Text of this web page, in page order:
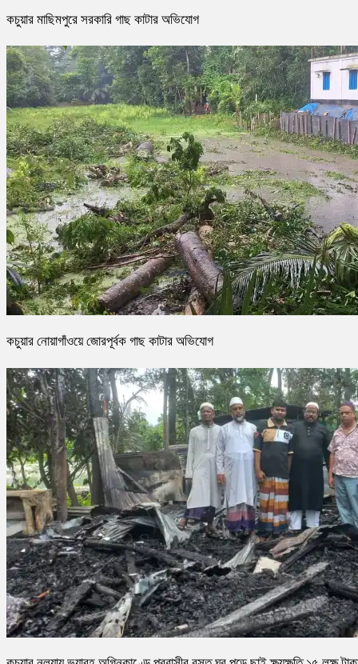
কচুয়ার মাছিমপুরে সরকারি গাছ কাটার অভিযোগ
কচুয়ার নোয়াগাঁওয়ে জোরপূর্বক গাছ কাটার অভিযোগ